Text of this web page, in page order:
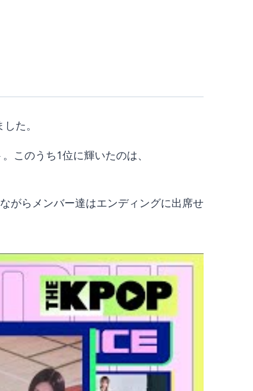
た。
このうち1位に輝いたのは、
がらメンバー達はエンディングに出席せ